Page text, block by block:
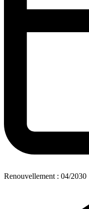
Renouvellement : 04/2030